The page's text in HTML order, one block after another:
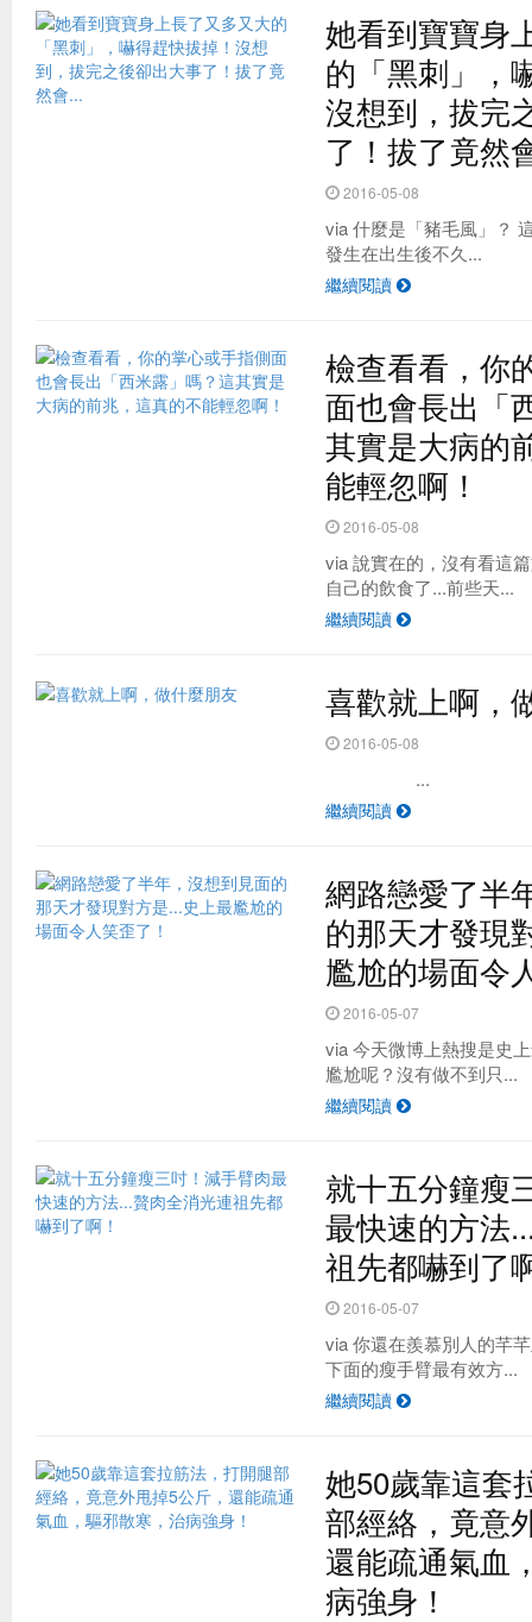
她看到寶寶身
的「黑刺」，
沒想到，拔完
了！拔了竟然
2016-05-08
via 什麼是「豬毛風」？
發生在出生後不久...
繼續閱讀
檢查看看，你
面也會長出「
其實是大病的
能輕忽啊！
2016-05-08
via 說實在的，沒有看這
自己的飲食了...前些天...
繼續閱讀
喜歡就上啊，
2016-05-08
...
繼續閱讀
網路戀愛了半
的那天才發現
尷尬的場面令
2016-05-07
via 今天微博上熱搜是史
尷尬呢？沒有做不到只...
繼續閱讀
就十五分鐘瘦
最快速的方法
祖先都嚇到了
2016-05-07
via 你還在羨慕別人的芊
下面的瘦手臂最有效方...
繼續閱讀
她50歲靠這套
部經絡，竟意
還能疏通氣血
病強身！